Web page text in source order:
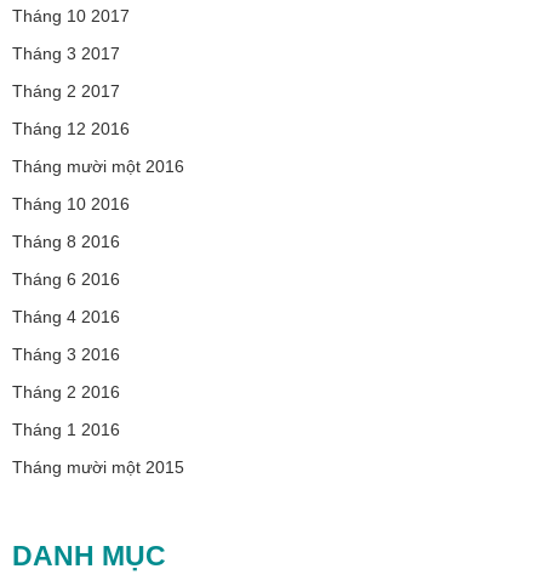
Tháng 10 2017
Tháng 3 2017
Tháng 2 2017
Tháng 12 2016
Tháng mười một 2016
Tháng 10 2016
Tháng 8 2016
Tháng 6 2016
Tháng 4 2016
Tháng 3 2016
Tháng 2 2016
Tháng 1 2016
Tháng mười một 2015
DANH MỤC